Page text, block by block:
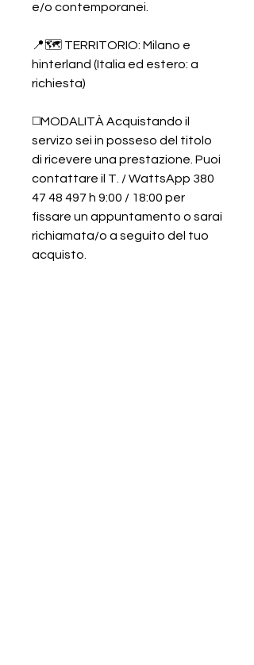
e/o contemporanei.
📍🗺️ TERRITORIO: Milano e
hinterland (Italia ed estero: a
richiesta)
◻️MODALITÀ Acquistando il
servizo sei in posseso del titolo
di ricevere una prestazione. Puoi
contattare il T. / WattsApp 380
47 48 497 h 9:00 / 18:00 per
fissare un appuntamento o sarai
richiamata/o a seguito del tuo
acquisto.